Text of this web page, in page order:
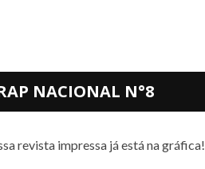
NACIONAL N°8
revista impressa já está na gráfica!